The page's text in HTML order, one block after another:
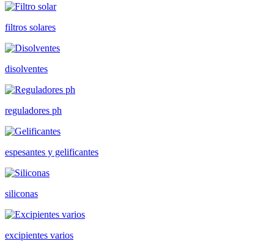
filtros solares
disolventes
reguladores ph
espesantes y gelificantes
siliconas
excipientes varios